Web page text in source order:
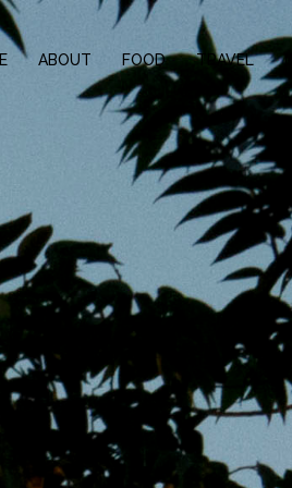
ABOUT FOOD TRAVEL